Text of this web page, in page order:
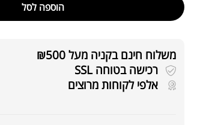
הוספה לסל
משלוח חינם בקניה מעל ₪500
רכישה בטוחה SSL
אלפי לקוחות מרוצים